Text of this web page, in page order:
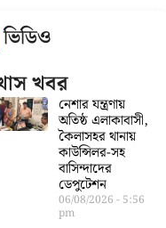
ভিডিও
খবর
নেশার যন্ত্রণায়
অতিষ্ঠ এলাকাবাসী,
কৈলাসহর থানায়
কাউন্সিলর-সহ
বাসিন্দাদের
ডেপুটেশন
06/08/2026 5:56
pm